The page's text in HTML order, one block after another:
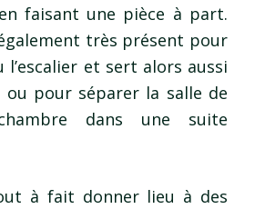
faisant une pièce à part.
très présent pour
l’escalier et sert alors aussi
ou pour séparer la salle de
dans une suite
à fait donner lieu à des